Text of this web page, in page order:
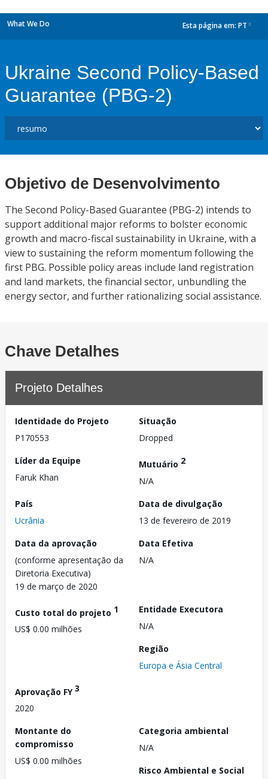
What We Do Esta página em: PT
Ukraine Second Policy-Based
Guarantee (PBG-2)
Objetivo de Desenvolvimento
The Second Policy-Based Guarantee (PBG-2) intends to
support additional major reforms to bolster economic
growth and macro-fiscal sustainability in Ukraine, with a
view to sustaining the reform momentum following the
first PBG. Possible policy areas include land registration
and land markets, the financial sector, unbundling the
energy sector, and further rationalizing social assistance.
Chave Detalhes
Projeto Detalhes
Identidade do Projeto
P170553
Situação
Dropped
Líder da Equipe
Faruk Khan
Mutuário 2
N/A
País
Ucrânia
Data de divulgação
13 de fevereiro de 2019
Data da aprovação
(conforme apresentação da
Diretoria Executiva)
19 de março de 2020
Data Efetiva
N/A
Custo total do projeto 1
US$ 0.00 milhões
Entidade Executora
N/A
Região
Europa e Ásia Central
Aprovação FY3
2020
Montante do
compromisso
US$ 0.00 milhões
Categoria ambiental
N/A
Risco Ambiental e Social